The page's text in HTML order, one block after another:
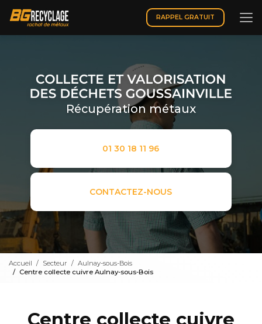
contenu
principal
RAPPEL GRATUIT
Récupération métaux
01 30 18 11 96
CONTACTEZ-NOUS
Accueil Secteur
Aulnay-sous-Bois
Centre collecte cuivre Aulnay-sous-Bois
Centre collecte cuivre